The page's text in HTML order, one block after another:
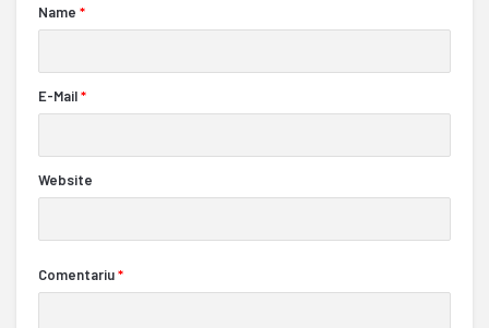
Name *
E-Mail*
Website
Comentariu*